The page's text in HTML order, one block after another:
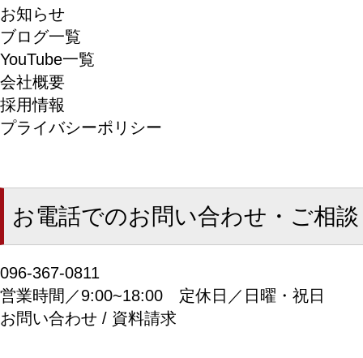
お知らせ
ブログ一覧
YouTube一覧
会社概要
採用情報
プライバシーポリシー
お電話でのお問い合わせ・ご相談
096-367-0811
営業時間／9:00~18:00 定休日／日曜・祝日
お問い合わせ / 資料請求